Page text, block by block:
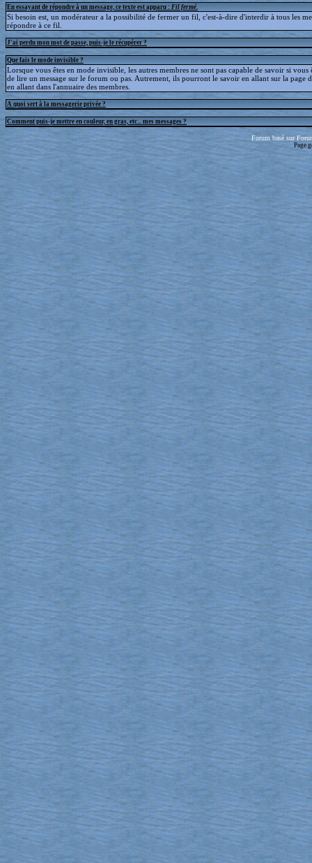
En essayant de répondre à un message, ce texte est apparu : Fil fermé
Si besoin est, un modérateur a la possibilité de fermer un fil, c'est-à-dire d'interdir à tous les
répondre à ce fil.
J'ai perdu mon mot de passe, puis-je le récupérer ?
Que fais le mode invisible ?
Lorsque vous êtes en mode invisible, les autres membres ne sont pas capable de savoir si vous
de lire un message sur le forum ou pas. Autrement, ils pourront le savoir en allant sur la page
en allant dans l'annuaire des membres.
A quoi sert à la messagerie privée ?
Comment puis-je mettre en couleur, en gras, etc... mes messages ?
Forum basé sur
Page